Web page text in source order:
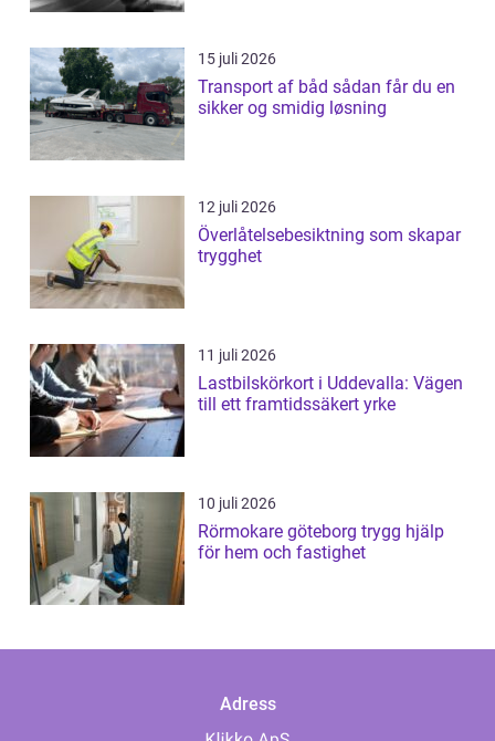
15 juli 2026
Transport af båd sådan får du en
sikker og smidig løsning
12 juli 2026
Överlåtelsebesiktning som skapar
trygghet
11 juli 2026
Lastbilskörkort i Uddevalla: Vägen
till ett framtidssäkert yrke
10 juli 2026
Rörmokare göteborg trygg hjälp
för hem och fastighet
Adress